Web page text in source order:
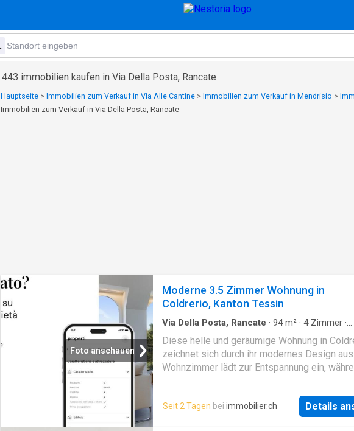
443 immobilien kaufen in Via Della Posta, Rancate
Hauptseite > Immobilien zum Verkauf in Via Alle Cantine > Immobilien zum Verkauf in Mendrisio >
Immobilien zum Verkauf in Via Della Posta, Rancate
Foto anschauen
Moderne 3.5 Zimmer Wohnung in
Coldrerio, Kanton Tessin
Via Della Posta, Rancate · 94m² · 4Zimmer ·
Diese helle und geräumige Wohnung in
zeichnet sich durch ihr modernes Design
Wohnzimmer lädt zur Entspannung ein,
Hauses ist. Mit zwei Schlafzimmern, zwei
Badezimmern, zwei Balkonen und einem
bietet diese Immobilie einen komfortablen
Seit 2 Tagen bei immobilier.ch Details